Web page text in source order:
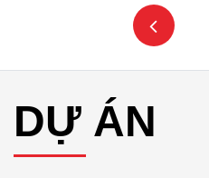
DỰ ÁN